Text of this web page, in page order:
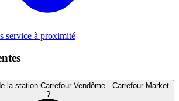
service à proximité
la station Carrefour Vendôme - Carrefour Market
?